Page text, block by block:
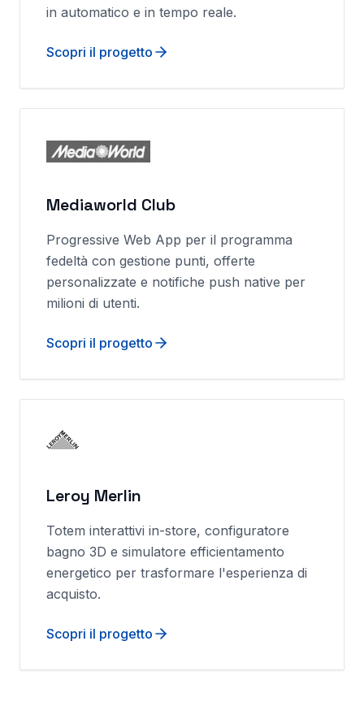
in automatico e in tempo reale.
Scopri il progetto
Mediaworld Club
Progressive Web App per il programma
fedeltà con gestione punti, offerte
personalizzate e notifiche push native per
milioni di utenti.
Scopri il progetto
Leroy Merlin
Totem interattivi in-store, configuratore
bagno 3D e simulatore efficientamento
energetico per trasformare l'esperienza di
acquisto.
Scopri il progetto